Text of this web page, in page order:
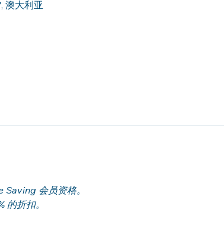
澳大利亚
会员资格。
折扣。